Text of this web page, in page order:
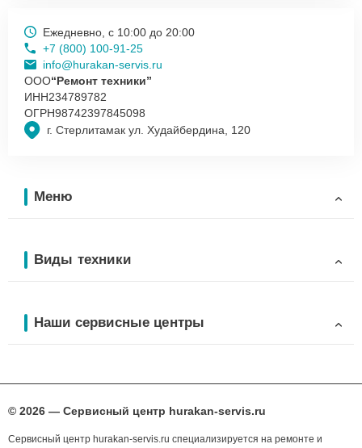
г. Стерлитамак ул. Худайбердина, 120
Ежедневно, с 10:00 до 20:00
+7 (800) 100-91-25
info@hurakan-servis.ru
ООО“Ремонт техники”
ИНН234789782
ОГРН98742397845098
Меню
Виды техники
Наши сервисные центры
© 2026 — Сервисный центр hurakan-servis.ru
Сервисный центр hurakan-servis.ru специализируется на ремонте и